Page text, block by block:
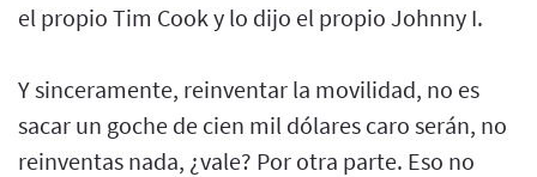
el propio Tim Cook y lo dijo el propio Johnny I.
Y sinceramente, reinventar la movilidad, no es
sacar un goche de cien mil dólares caro serán, no
reinventas nada, ¿vale? Por otra parte. Eso no